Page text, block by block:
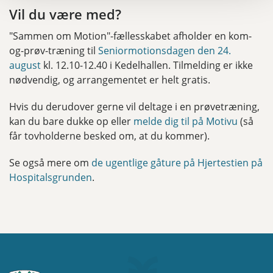
Vil du være med?
"Sammen om Motion"-fællesskabet afholder en kom-
og-prøv-træning til Seniormotionsdagen den 24.
august kl. 12.10-12.40 i Kedelhallen. Tilmelding er ikke
nødvendig, og arrangementet er helt gratis.
Hvis du derudover gerne vil deltage i en prøvetræning,
kan du bare dukke op eller melde dig til på Motivu (så
får tovholderne besked om, at du kommer).
Se også mere om de ugentlige gåture på Hjertestien på
Hospitalsgrunden.